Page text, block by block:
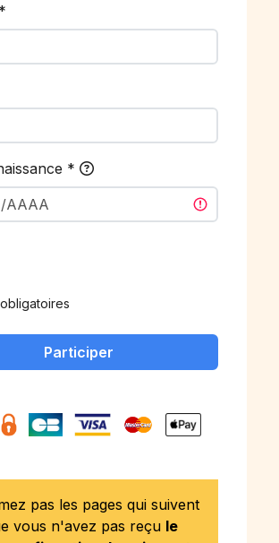
*
*
Participer
pas les pages qui suivent
vous n'avez pas reçu le